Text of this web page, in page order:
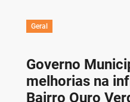
Geral
Governo
melhorias na
Bairro Ouro